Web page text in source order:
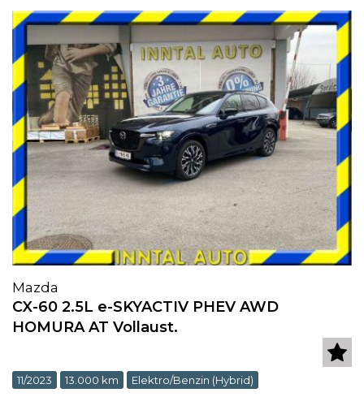
Mazda
CX-60 2.5L e-SKYACTIV PHEV AWD
HOMURA AT Vollaust.
11/2023 13.000 km Elektro/Benzin (Hybrid)